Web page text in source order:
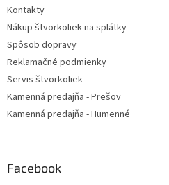
Kontakty
Nákup štvorkoliek na splátky
Spôsob dopravy
Reklamačné podmienky
Servis štvorkoliek
Kamenná predajňa - Prešov
Kamenná predajňa - Humenné
Facebook